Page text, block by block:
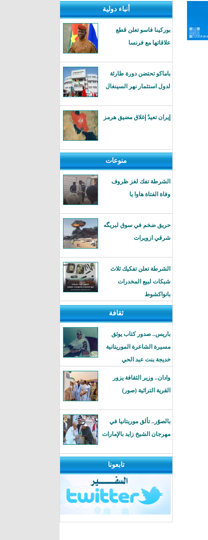
أنباء دولية
بوركينا فاسو تعلن قطع
علاقاتها مع فرنسا
باماكو تحتضن دورة طارئة
لدول استثمار نهر السينغال
إيران تعيدُ إغلاق مضيق هرمز
منوعات
الشرطة تفك لغز ظروف
وفاة الفتاة هاوا يا
حريق ضخم في سوق لبريگه
شرقي ازويرات
الشرطة تعلن تفكيك ثلاث
شبكات لبيع المخدرات
بانواكشوط
ثقافة
باريس.. صدور كتاب يوثق
مسيرة الشاعرة الموريتانية
خديجة بنت عبد الحي
وادان.. وزير الثقافة يزور
القرية التراثية (صور)
بالصوًر.. تألق موريتانيا في
مهرجان الشيخ زايد بالإمارات
تابعونا